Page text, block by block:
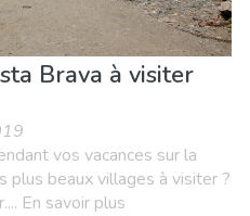
Brava à visiter
vos vacances sur la
plus beaux villages à visiter ?
En savoir plus